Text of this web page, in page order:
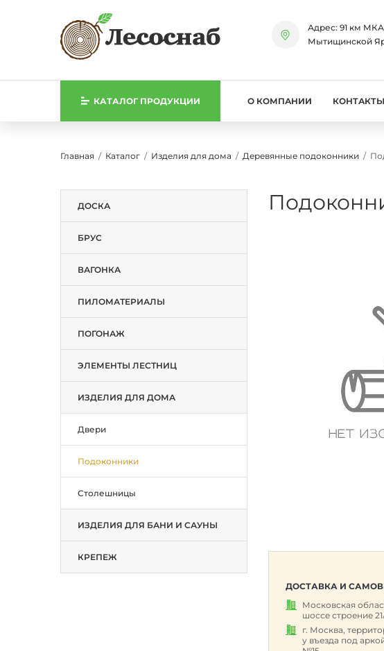
Адрес: 91 км
Мытищинской
КАТАЛОГ ПРОДУКЦИИ О КОМПАНИИ КОНТАКТЫ
Главная Каталог Изделия для дома Деревянные подоконники
ДОСКА
БРУС
ВАГОНКА
ПИЛОМАТЕРИАЛЫ
ПОГОНАЖ
ЭЛЕМЕНТЫ ЛЕСТНИЦ
ИЗДЕЛИЯ ДЛЯ ДОМА
Двери
Подоконники
Столешницы
ИЗДЕЛИЯ ДЛЯ БАНИ И САУНЫ
КРЕПЕЖ
ДОСТАВКА И
Московская
шоссе строение
г. Москва,
у въезда под